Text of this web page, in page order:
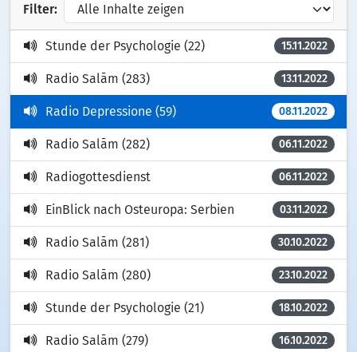
Filter:
Stunde der Psychologie (22) 15.11.2022
Radio Salām (283) 13.11.2022
Radio Depressione (59) 08.11.2022
Radio Salām (282) 06.11.2022
Radiogottesdienst 06.11.2022
EinBlick nach Osteuropa: Serbien 03.11.2022
Radio Salām (281) 30.10.2022
Radio Salām (280) 23.10.2022
Stunde der Psychologie (21) 18.10.2022
Radio Salām (279) 16.10.2022